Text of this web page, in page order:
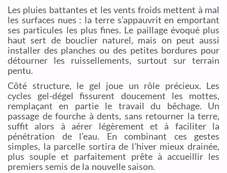
Les pluies battantes et les vents froids mettent à mal
les surfaces nues : la terre s’appauvrit en emportant
ses particules les plus fines. Le paillage évoqué plus
haut sert de bouclier naturel, mais on peut aussi
installer des planches ou des petites bordures pour
détourner les ruissellements, surtout sur terrain
pentu.
Côté structure, le gel joue un rôle précieux. Les
cycles gel-dégel fissurent doucement les mottes,
remplaçant en partie le travail du bêchage. Un
passage de fourche à dents, sans retourner la terre,
suffit alors à aérer légèrement et à faciliter la
pénétration de l’eau. En combinant ces gestes
simples, la parcelle sortira de l’hiver mieux drainée,
plus souple et parfaitement prête à accueillir les
premiers semis de la nouvelle saison.